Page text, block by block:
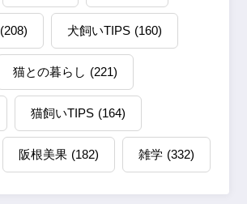
(208) 犬飼いTIPS (160)
猫との暮らし (221)
猫飼いTIPS (164)
阪根美果 (182) 雑学 (332)